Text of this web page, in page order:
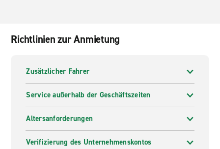
Richtlinien zur Anmietung
Zusätzlicher Fahrer
Service außerhalb der Geschäftszeiten
Altersanforderungen
Verifizierung des Unternehmenskontos